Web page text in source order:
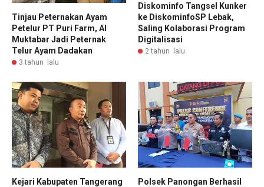
Tinjau Peternakan Ayam
Petelur PT Puri Farm, Al
Muktabar Jadi Peternak
Telur Ayam Dadakan
3 tahun lalu
Diskominfo Tangsel Kunker
ke DiskominfoSP Lebak,
Saling Kolaborasi Program
Digitalisasi
2 tahun lalu
Kejari Kabupaten Tangerang
Polsek Panongan Berhasil